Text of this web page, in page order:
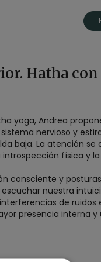
Hatha
yoga, Andrea
nervioso y
baja. La atención se
física y
consciente y
nuestra
de ruidos
presencia interna